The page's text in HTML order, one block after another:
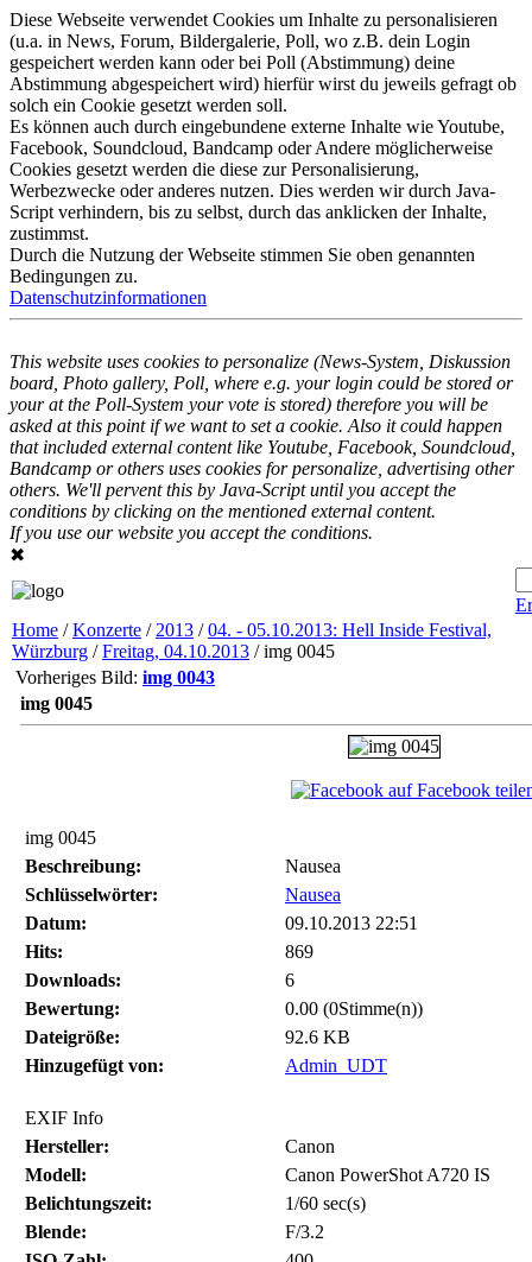
Diese Webseite verwendet Cookies um Inhalte zu personalisieren
(u.a. in News, Forum, Bildergalerie, Poll, wo z.B. dein Login
gespeichert werden kann oder bei Poll (Abstimmung) deine
Abstimmung abgespeichert wird) hierfür wirst du jeweils gefragt ob
solch ein Cookie gesetzt werden soll.
Es können auch durch eingebundene externe Inhalte wie Youtube,
Facebook, Soundcloud, Bandcamp oder Andere möglicherweise
Cookies gesetzt werden die diese zur Personalisierung,
Werbezwecke oder anderes nutzen. Dies werden wir durch Java-
Script verhindern, bis zu selbst, durch das anklicken der Inhalte,
zustimmst.
Durch die Nutzung der Webseite stimmen Sie oben genannten
Bedingungen zu.
Datenschutzinformationen
This website uses cookies to personalize (News-System, Diskussion
board, Photo gallery, Poll, where e.g. your login could be stored or
your at the Poll-System your vote is stored) therefore you will be
asked at this point if we want to set a cookie. Also it could happen
that included external content like Youtube, Facebook, Soundcloud,
Bandcamp or others uses cookies for personalize, advertising other
others. We'll pervent this by Java-Script until you accept the
conditions by clicking on the mentioned external content.
If you use our website you accept the conditions.
✖
Home /Konzerte / 2013 /04. - 05.10.2013: Hell Inside Festival,
Würzburg /Freitag, 04.10.2013 / img 0045
Vorheriges Bild: img 0043
img 0045
auf Facebook
img 0045
Beschreibung:
Nausea
Schlüsselwörter:
Nausea
Datum:
09.10.2013 22:51
Hits:
869
Downloads:
6
Bewertung:
0.00 (0Stimme(n))
Dateigröße:
92.6 KB
Hinzugefügt von:
Admin_UDT
EXIF Info
Hersteller:
Canon
Modell:
Canon PowerShot A720 IS
Belichtungszeit:
1/60 sec(s)
Blende:
F/3.2